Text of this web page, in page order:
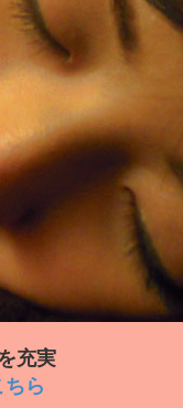
充実
ら